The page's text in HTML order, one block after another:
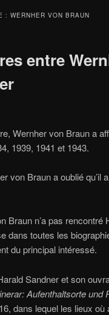
: WERNHER VON BRAUN
entre
Wernher von Braun a
1939, 1941 et 1943.
von Braun a oublié qu’il
Braun n’a pas rencontré
dans toutes les
du principal intéressé.
Sandner et son
Aufenthaltsorte und
dans lequel les lieux